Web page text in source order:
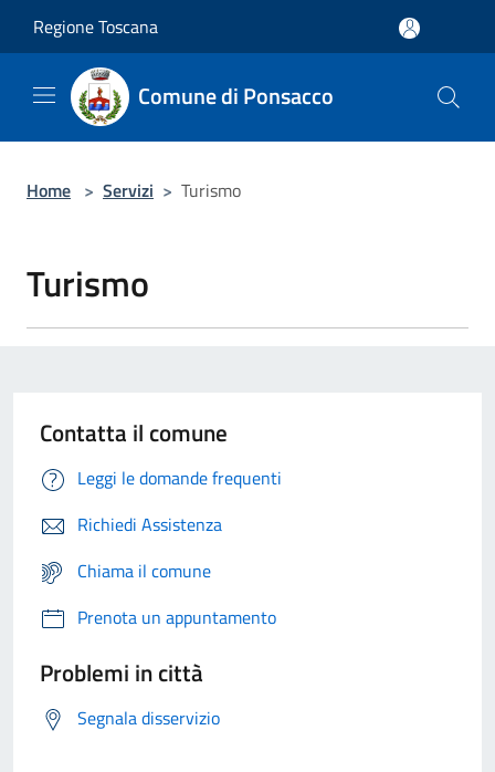
Regione Toscana
Comune di Ponsacco
Home > Servizi > Turismo
Turismo
Contatta il comune
Leggi le domande frequenti
Richiedi Assistenza
Chiama il comune
Prenota un appuntamento
Problemi in città
Segnala disservizio